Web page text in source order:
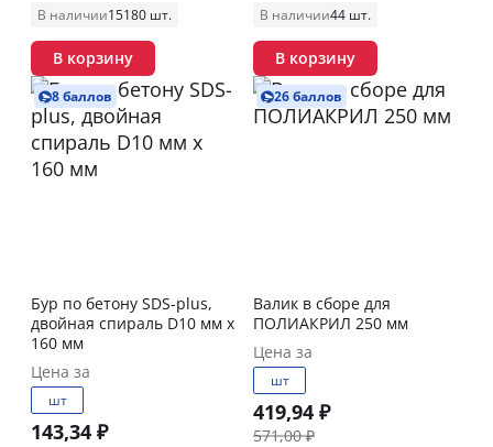
В наличии15180 шт.
В корзину
В наличии44 шт.
В корзину
8 баллов
Бур по бетону SDS-plus,
двойная спираль D10 мм x
160 мм
Цена за
шт
143,34 ₽
26 баллов
Валик в сборе для
ПОЛИАКРИЛ 250 мм
Цена за
шт
419,94 ₽
571,00 ₽